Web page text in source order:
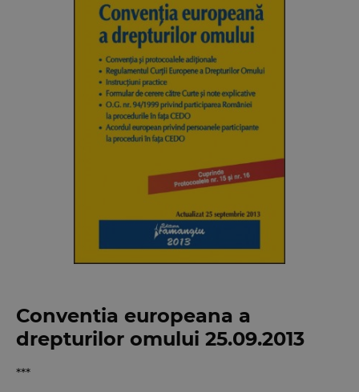
Conventia europeana a
drepturilor omului 25.09.2013
***